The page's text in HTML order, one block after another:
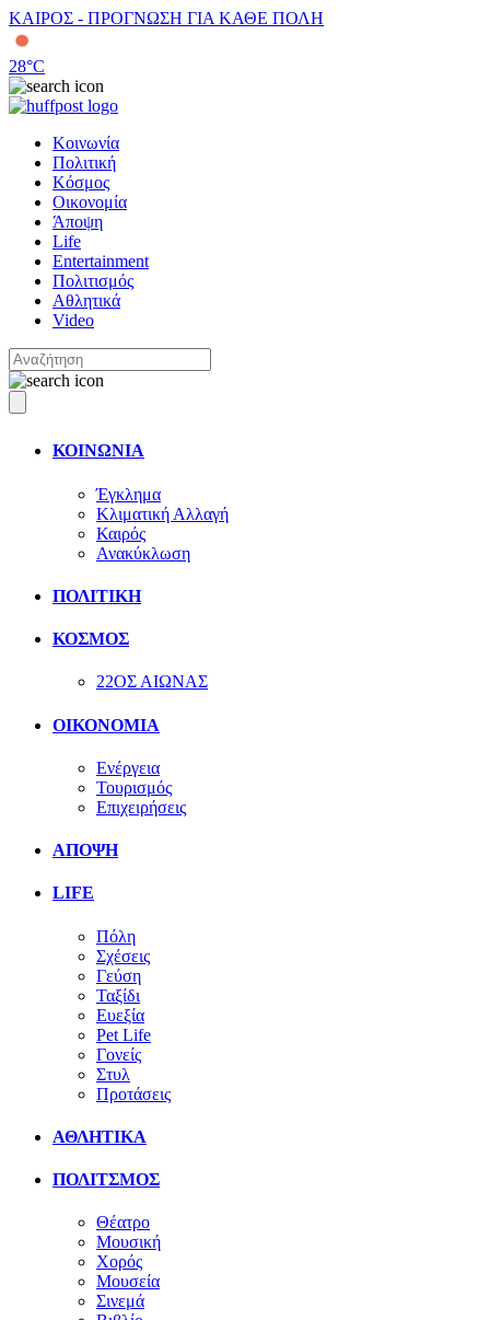
ΚΑΙΡΟΣ - ΠΡΟΓΝΩΣΗ ΓΙΑ ΚΑΘΕ ΠΟΛΗ
28°C
Κοινωνία
Πολιτική
Κόσμος
Οικονομία
Άποψη
Life
Entertainment
Πολιτισμός
Αθλητικά
Video
ΚΟΙΝΩΝΙΑ
Έγκλημα
Κλιματική Αλλαγή
Καιρός
Ανακύκλωση
ΠΟΛΙΤΙΚΗ
ΚΟΣΜΟΣ
22ΟΣ ΑΙΩΝΑΣ
ΟΙΚΟΝΟΜΙΑ
Ενέργεια
Τουρισμός
Επιχειρήσεις
ΑΠΟΨΗ
LIFE
Πόλη
Σχέσεις
Γεύση
Ταξίδι
Ευεξία
Pet Life
Γονείς
Στυλ
Προτάσεις
ΑΘΛΗΤΙΚΑ
ΠΟΛΙΤΣΜΟΣ
Θέατρο
Μουσική
Χορός
Μουσεία
Σινεμά